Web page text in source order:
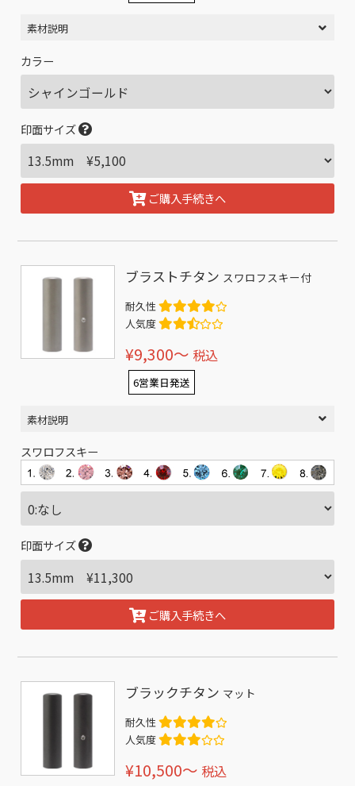
素材説明
カラー
印面サイズ
ご購入手続きへ
ブラストチタン スワロフスキー付
耐久性
人気度
¥9,300〜 税込
6営業日発送
素材説明
スワロフスキー
印面サイズ
ご購入手続きへ
ブラックチタン マット
耐久性
人気度
¥10,500〜 税込